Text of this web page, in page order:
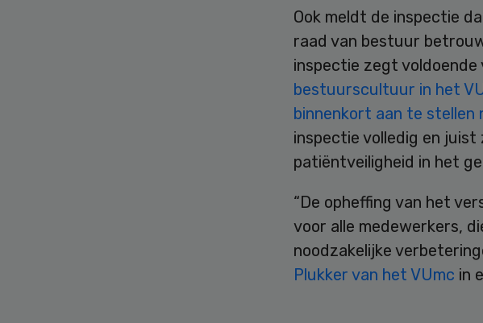
Ook meldt de inspectie
raad van bestuur
inspectie zegt
bestuurscultuur in het
binnenkort aan te stellen
inspectie volledig en
patiëntveiligheid in het
“De opheffing van het
voor alle medewerkers,
noodzakelijke
Plukker van het VUmc in